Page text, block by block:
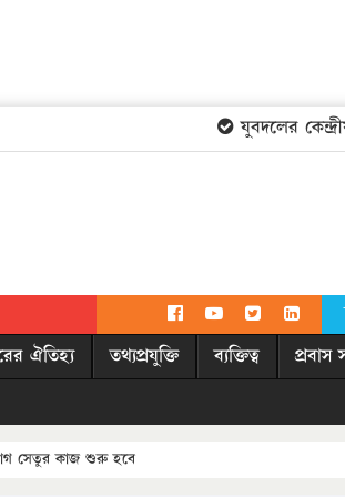
যুবদলের কেন্দ্রীয়
ঐতিহ্য তথ্যপ্রযুক্তি ব্যক্তিত্ব প্রবাস
সেতুর কাজ শুরু হবে